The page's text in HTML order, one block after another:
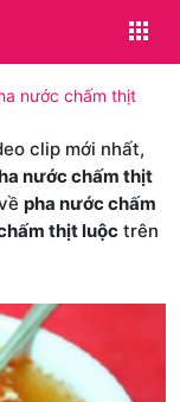
nước chấm thịt
clip mới nhất,
nước chấm thịt
pha nước chấm
thịt luộc trên